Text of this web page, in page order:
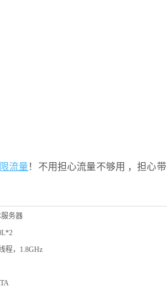
限流量 ！不用担心流量不够用 ，担心
务器
程，1.8GHz